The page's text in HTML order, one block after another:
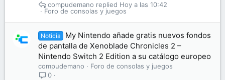
Foro de consolas y juegos
Hoy a las 10:42
compudemano
Noticia
My Nintendo añade gratis nuevos fondos
de pantalla de Xenoblade Chronicles 2 –
Nintendo Switch 2 Edition a su catálogo europeo
compudemano
Foro de consolas y juegos
0